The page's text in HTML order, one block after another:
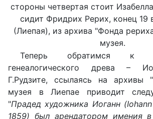
стороны четвертая стоит
сидит Фридрих Рерих, конец 19
(Лиепая), из архива "Фонда
музея.
Теперь обратимся к
генеалогического древа –
Г.Рудзите, ссылаясь на архивы
музея в Лиепае приводит
"Прадед художника Иоганн
1859) был арендатором имения